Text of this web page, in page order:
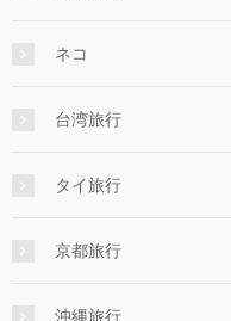
ネコ
台湾旅行
タイ旅行
京都旅行
沖縄旅行